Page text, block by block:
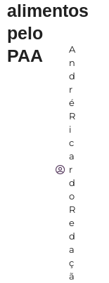
alimentos
pelo
PAA
A
n
d
r
é
R
i
c
a
r
d
o
R
e
d
a
ç
ã